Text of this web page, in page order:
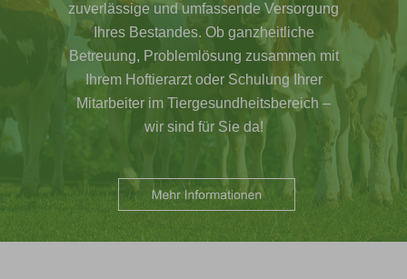
zuverlässige und umfassende Versorgung
Ihres Bestandes. Ob ganzheitliche
Betreuung, Problemlösung zusammen mit
Ihrem Hoftierarzt oder Schulung Ihrer
Mitarbeiter im Tiergesundheitsbereich –
wir sind für Sie da!